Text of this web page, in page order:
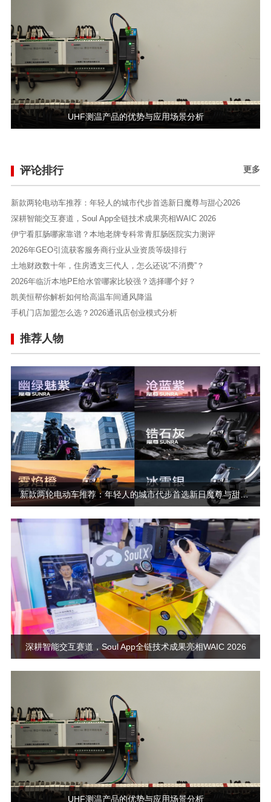
UHF测温产品的优势与应用场景分析
更多
评论排行
新款两轮电动车推荐：年轻人的城市代步首选新日魔尊与甜心2026
深耕智能交互赛道，Soul App全链技术成果亮相WAIC 2026
伊宁看肛肠哪家靠谱？本地老牌专科常青肛肠医院实力测评
2026年GEO引流获客服务商行业从业资质等级排行
土地财政数十年，住房透支三代人，怎么还说“不消费”？
2026年临沂本地PE给水管哪家比较强？选择哪个好？
凯美恒帮你解析如何给高温车间通风降温
手机门店加盟怎么选？2026通讯店创业模式分析
推荐人物
新款两轮电动车推荐：年轻人的城市代步首选新日魔尊与甜心2026
深耕智能交互赛道，Soul App全链技术成果亮相WAIC 2026
UHF测温产品的优势与应用场景分析